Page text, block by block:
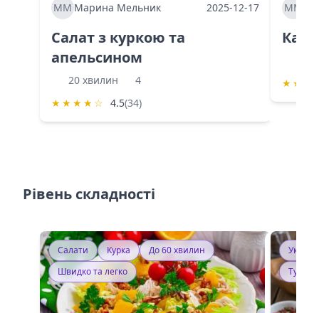
ММ Марина Мельник 2025-12-17
Салат з куркою та
апельсином
20 хвилин
4
★ ★ ★ ★ ☆ 4.5(34)
ММ
★ ★
Рівень складності
Салати Курка
До 60 хвилин
Швидко та легко